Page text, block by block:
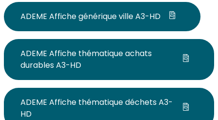
ADEME Affiche générique ville A3-HD
ADEME Affiche thématique achats
durables A3-HD
ADEME Affiche thématique déchets A3-
HD